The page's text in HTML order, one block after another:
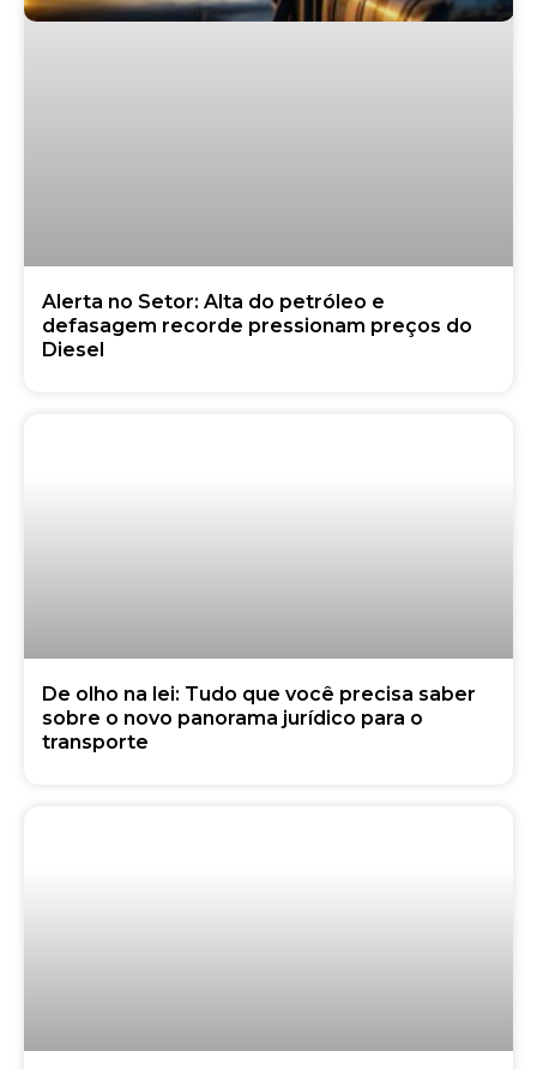
Alerta no Setor: Alta do petróleo e
defasagem recorde pressionam preços do
Diesel
De olho na lei: Tudo que você precisa saber
sobre o novo panorama jurídico para o
transporte